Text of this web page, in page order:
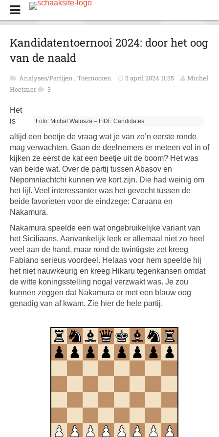
Kandidatentoernooi 2024: door het oog
van de naald
Analyses/Partijen , Toernooien 5 april 2024 11:35
Michel
Hoetmer
3
Foto: Michal Walusza – FIDE Candidates
Het
is
altijd een beetje de vraag wat je van zo’n eerste ronde
mag verwachten. Gaan de deelnemers er meteen vol in of
kijken ze eerst de kat een beetje uit de boom? Het was
van beide wat. Over de partij tussen Abasov en
Nepomniachtchi kunnen we kort zijn. Die had weinig om
het lijf. Veel interessanter was het gevecht tussen de
beide favorieten voor de eindzege: Caruana en
Nakamura.
Nakamura speelde een wat ongebruikelijke variant van
het Siciliaans. Aanvankelijk leek er allemaal niet zo heel
veel aan de hand, maar rond de twintigste zet kreeg
Fabiano serieus voordeel. Helaas voor hem speelde hij
het niet nauwkeurig en kreeg Hikaru tegenkansen omdat
de witte koningsstelling nogal verzwakt was. Je zou
kunnen zeggen dat Nakamura er met een blauw oog
genadig van af kwam. Zie hier de hele partij.